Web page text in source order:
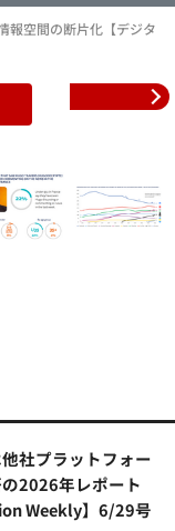
報空間の断片化【デジタ
社プラットフォー
2026年レポート
Weekly】6/29号